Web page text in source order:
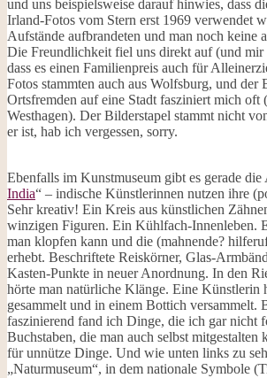
und uns beispielsweise darauf hinwies, dass
Irland-Fotos vom Stern erst 1969 verwendet
Aufstände aufbrandeten und man noch keine
Die Freundlichkeit fiel uns direkt auf (und mir
dass es einen Familienpreis auch für
Fotos stammten auch aus Wolfsburg, und der
Ortsfremden auf eine Stadt fasziniert mich oft
Westhagen). Der Bilderstapel stammt nicht
er ist, hab ich vergessen, sorry.
Ebenfalls im Kunstmuseum gibt es gerade die
India“ – indische Künstlerinnen nutzen ihre
Sehr kreativ! Ein Kreis aus künstlichen
winzigen Figuren. Ein Kühlfach-Innenleben.
man klopfen kann und die (mahnende?
erhebt. Beschriftete Reiskörner, Glas-
Kasten-Punkte in neuer Anordnung. In den
hörte man natürliche Klänge. Eine Künstlerin
gesammelt und in einem Bottich versammelt.
faszinierend fand ich Dinge, die ich gar nicht
Buchstaben, die man auch selbst mitgestalten
für unnütze Dinge. Und wie unten links zu
„Naturmuseum“, in dem nationale Symbole